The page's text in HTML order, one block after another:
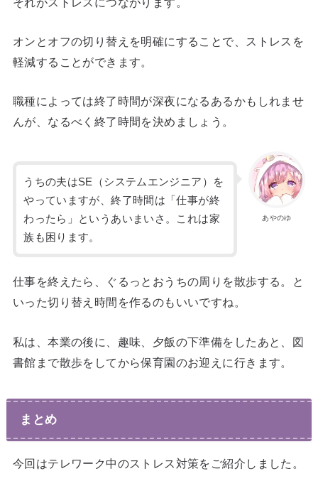
オンとオフの切り替えを明確にすることで、ストレスを
軽減することができます。
職種によっては終了時間が深夜になるあるかもしれませ
んが、なるべく終了時間を決めましょう。
あやのゆ
うちの夫はSE（システムエンジニア）を
やっていますが、終了時間は「仕事が終
わったら」というあいまいさ。これは家
族も困ります。
仕事を終えたら、ぐるっとおうちの周りを散歩する。と
いった切り替え時間を作るのもいいですね。
私は、本業の後に、趣味、夕飯の下準備をしたあと、図
書館まで散歩をしてから保育園のお迎えに行きます。
まとめ
今回はテレワーク中のストレス対策をご紹介しました。